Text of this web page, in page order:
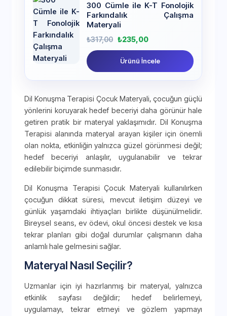
300 Cümle ile K-T Fonolojik
Farkındalık Çalışma
Materyali
₺317,00 ₺235,00
Ürünü İncele
Dil Konuşma Terapisi Çocuk Materyali, çocuğun güçlü
yönlerini koruyarak hedef beceriyi daha görünür hale
getiren pratik bir materyal yaklaşımıdır. Dil Konuşma
Terapisi alanında materyal arayan kişiler için önemli
olan nokta, etkinliğin yalnızca güzel görünmesi değil;
hedef beceriyi anlaşılır, uygulanabilir ve tekrar
edilebilir biçimde sunmasıdır.
Dil Konuşma Terapisi Çocuk Materyali kullanılırken
çocuğun dikkat süresi, mevcut iletişim düzeyi ve
günlük yaşamdaki ihtiyaçları birlikte düşünülmelidir.
Bireysel seans, ev ödevi, okul öncesi destek ve kısa
tekrar planları gibi doğal durumlar çalışmanın daha
anlamlı hale gelmesini sağlar.
Materyal Nasıl Seçilir?
Uzmanlar için iyi hazırlanmış bir materyal, yalnızca
etkinlik sayfası değildir; hedef belirlemeyi,
uygulamayı, tekrar etmeyi ve gözlem yapmayı